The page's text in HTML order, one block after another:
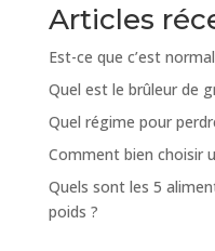
Articles
Est-ce que c’est
Quel est le brûleur de
Quel régime pour
Comment bien choisir
Quels sont les 5
poids ?